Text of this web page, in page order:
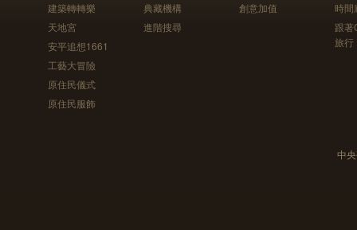
建築轉轉樂
天地宮
安平追想1661
工藝大冒險
原住民儀式
原住民服飾
典藏機構
進階搜尋
創意加值
時間
跟
旅行
中